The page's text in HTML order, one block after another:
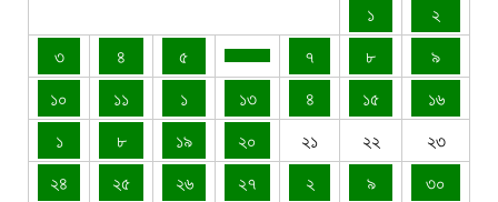
১
২
৩
৪ ৫ ৭ ৮
৯
১০
১১ ১ ১৩ ৪ ১৫
১৬
১
৮ ১৯ ২০ ২১ ২২
২৩
২৪
২৫ ২৬ ২৭ ২ ৯ ৩০